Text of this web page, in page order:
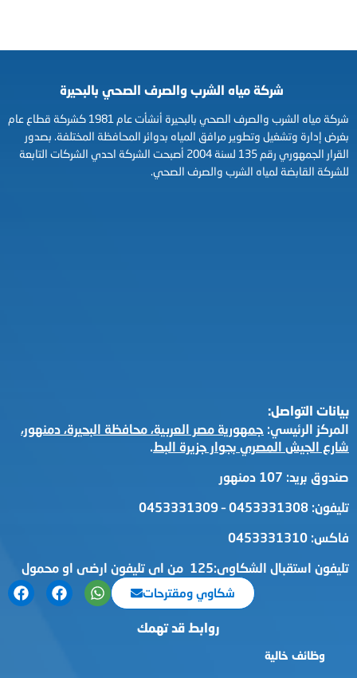
شركة مياه الشرب والصرف الصحي بالبحيرة
شركة مياه الشرب والصرف الصحي بالبحيرة أنشأت عام 1981 كشركة قطاع عام
بغرض إدارة وتشغيل وتطوير مرافق المياه بدوائر المحافظة المختلفة. بصدور
القرار الجمهوري رقم 135 لسنة 2004 أصبحت الشركة احدي الشركات التابعة
للشركة القابضة لمياه الشرب والصرف الصحي.
بيانات التواصل:
المركز الرئيسي: جمهورية مصر العربية، محافظة البحيرة، دمنهور،
شارع الجيش المصري بجوار جزيرة البط.
صندوق بريد: 107 دمنهور
تليفون: 0453331308 – 0453331309
فاكس: 0453331310
تليفون استقبال الشكاوى:125 من اى تليفون ارضى او محمول
شكاوي ومقترحات
روابط قد تهمك
وظائف خالية